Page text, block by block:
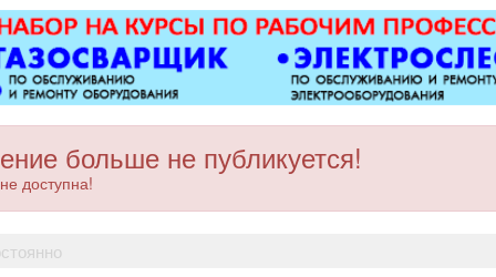
Вывоз мусора.
ковер»).
имеется
больше не публикуется!
доступна!